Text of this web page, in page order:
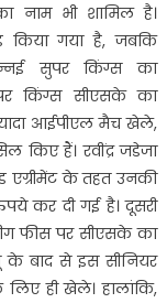
नाम भी शामिल है।
किया गया है, जबकि
सुपर किंग्स का
किंग्स सीएसके का
आईपीएल मैच खेले,
किए हैं। रवींद्र जडेजा
एग्रीमेंट के तहत उनकी
कर दी गई है। दूसरी
फीस पर सीएसके का
के बाद से इस सीनियर
ही खेले। हालांकि,